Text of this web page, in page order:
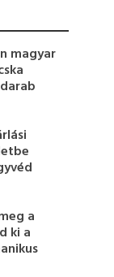
magyar
a
ki a